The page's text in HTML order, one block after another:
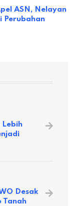
ASN, Nelayan
Perubahan
Lebih
Desak
Tanah